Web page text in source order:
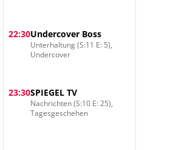
22:30Undercover Boss
Unterhaltung (S:11 E: 5),
Undercover
23:30SPIEGEL TV
Nachrichten (S:10 E: 25),
Tagesgeschehen